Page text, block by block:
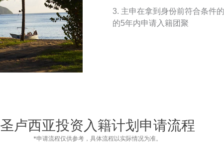
3. 主申在拿到身份前符合条件
的5年内申请入籍团聚
圣卢西亚投资入籍计划申请流程
*申请流程仅供参考，具体流程以实际情况为准。